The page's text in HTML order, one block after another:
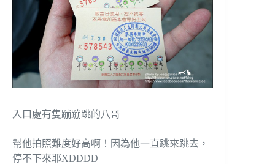
入口處有隻蹦蹦跳的八哥
幫他拍照難度好高啊！因為他一直跳來跳去，
停不下來耶XDDDD